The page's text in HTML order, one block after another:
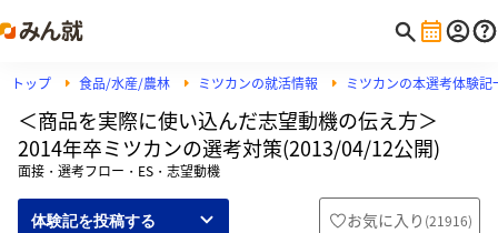
トップ 食品/水産/農林 ミツカンの就活情報 ミツカンの本選考体験記
＜商品を実際に使い込んだ志望動機の伝え方＞
2014年卒ミツカンの選考対策(2013/04/12公開)
面接・選考フロー・ES・志望動機
体験記を投稿する お気に入り (21916)